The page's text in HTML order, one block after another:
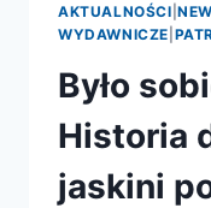
AKTUALNOŚCI |
WYDAWNICZE
Było
Historia
jaskini